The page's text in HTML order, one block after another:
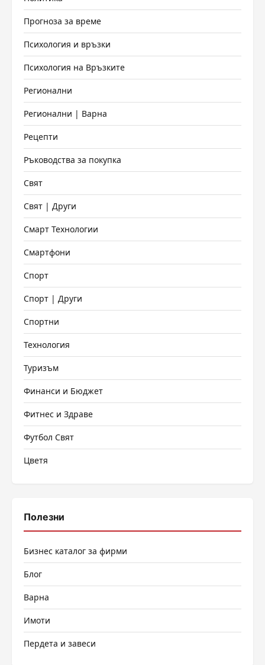
Прогноза за време
Психология и връзки
Психология на Връзките
Регионални
Регионални | Варна
Рецепти
Ръководства за покупка
Свят
Свят | Други
Смарт Технологии
Смартфони
Спорт
Спорт | Други
Спортни
Технология
Туризъм
Финанси и Бюджет
Фитнес и Здраве
Футбол Свят
Цветя
Полезни
Бизнес каталог за фирми
Блог
Варна
Имоти
Пердета и завеси